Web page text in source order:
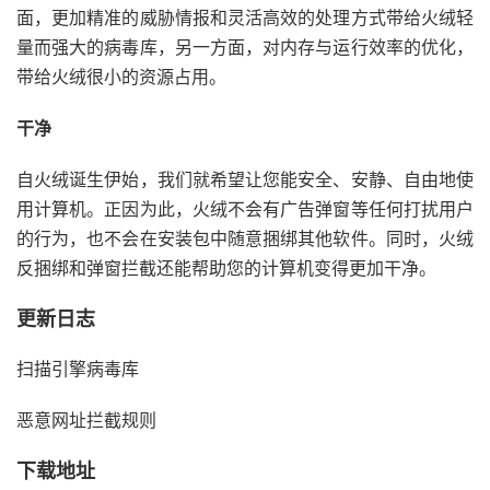
面，更加精准的威胁情报和灵活高效的处理方式带给火绒轻
量而强大的病毒库，另一方面，对内存与运行效率的优化，
带给火绒很小的资源占用。
干净
自火绒诞生伊始，我们就希望让您能安全、安静、自由地使
用计算机。正因为此，火绒不会有广告弹窗等任何打扰用户
的行为，也不会在安装包中随意捆绑其他软件。同时，火绒
反捆绑和弹窗拦截还能帮助您的计算机变得更加干净。
更新日志
扫描引擎病毒库
恶意网址拦截规则
下载地址